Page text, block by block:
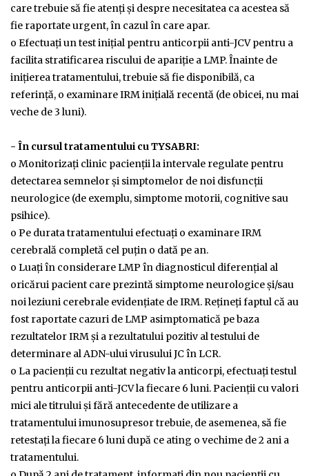
care trebuie să fie atenţi şi despre necesitatea ca acestea să
fie raportate urgent, în cazul în care apar.
o Efectuaţi un test iniţial pentru anticorpii anti-JCV pentru a
facilita stratificarea riscului de apariţie a LMP. Înainte de
iniţierea tratamentului, trebuie să fie disponibilă, ca
referinţă, o examinare IRM iniţială recentă (de obicei, nu mai
veche de 3 luni).
- În cursul tratamentului cu TYSABRI:
o Monitorizaţi clinic pacienţii la intervale regulate pentru
detectarea semnelor şi simptomelor de noi disfuncţii
neurologice (de exemplu, simptome motorii, cognitive sau
psihice).
o Pe durata tratamentului efectuaţi o examinare IRM
cerebrală completă cel puţin o dată pe an.
o Luaţi în considerare LMP în diagnosticul diferenţial al
oricărui pacient care prezintă simptome neurologice şi/sau
noi leziuni cerebrale evidenţiate de IRM. Reţineţi faptul că au
fost raportate cazuri de LMP asimptomatică pe baza
rezultatelor IRM şi a rezultatului pozitiv al testului de
determinare al ADN-ului virusului JC în LCR.
o La pacienţii cu rezultat negativ la anticorpi, efectuaţi testul
pentru anticorpii anti-JCV la fiecare 6 luni. Pacienţii cu valori
mici ale titrului şi fără antecedente de utilizare a
tratamentului imunosupresor trebuie, de asemenea, să fie
retestaţi la fiecare 6 luni după ce ating o vechime de 2 ani a
tratamentului.